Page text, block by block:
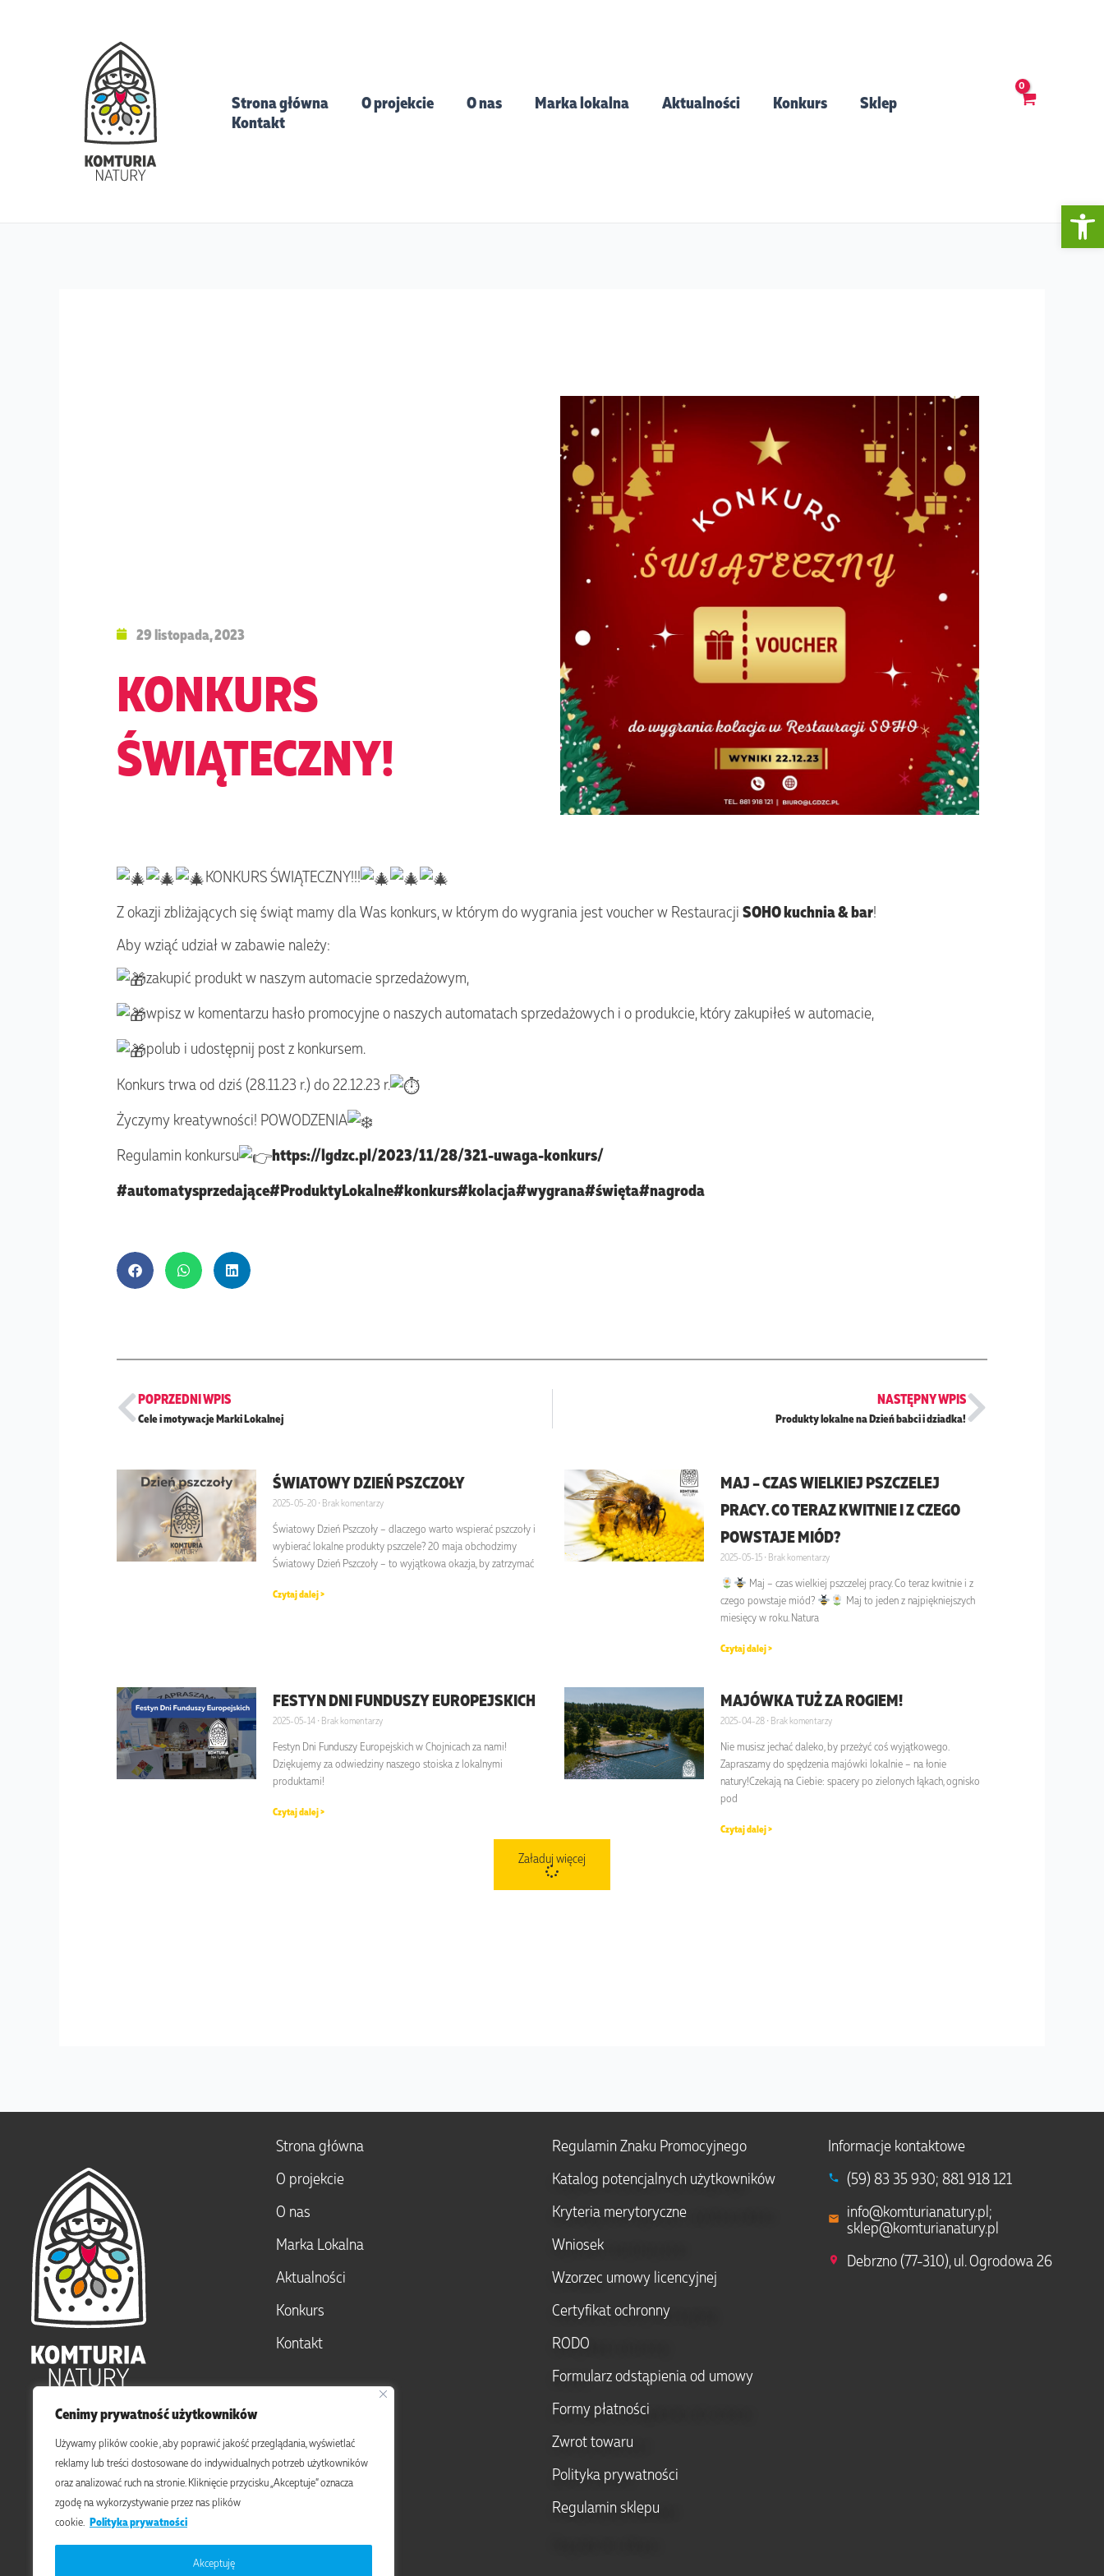
Cenimy prywatność użytkowników
Używamy plików cookie , aby poprawić jakość przeglądania, wyświetlać
reklamy lub treści dostosowane do indywidualnych potrzeb użytkowników
oraz analizować ruch na stronie. Kliknięcie przycisku „Akceptuje” oznacza
zgodę na wykorzystywanie przez nas plików
cookie. Polityka prywatności
Akceptuję
Strona główna O projekcie O nas Marka lokalna Aktualności Konkurs
Sklep
Kontakt
29 listopada, 2023
KONKURS
ŚWIĄTECZNY!
KONKURS ŚWIĄTECZNY!!!
Z okazji zbliżających się świąt mamy dla Was konkurs, w którym do wygrania jest voucher w Restauracji SOHO kuchnia & bar!
Aby wziąć udział w zabawie należy:
zakupić produkt w naszym automacie sprzedażowym,
wpisz w komentarzu hasło promocyjne o naszych automatach sprzedażowych i o produkcie, który zakupiłeś w automacie,
polub i udostępnij post z konkursem.
Konkurs trwa od dziś (28.11.23 r.) do 22.12.23 r.
Życzymy kreatywności! POWODZENIA
Regulamin konkursu
https://lgdzc.pl/2023/11/28/321-uwaga-konkurs/
#automatysprzedające#ProduktyLokalne#konkurs#kolacja#wygrana#święta#nagroda
Prev
POPRZEDNI WPIS
Cele i motywacje Marki Lokalnej
NASTĘPNY WPIS
Produkty lokalne na Dzień babci i dziadka!
Next
ŚWIATOWY DZIEŃ PSZCZOŁY
2025-05-20 Brak komentarzy
Światowy Dzień Pszczoły – dlaczego warto wspierać pszczoły i
wybierać lokalne produkty pszczele? 20 maja obchodzimy
Światowy Dzień Pszczoły – to wyjątkowa okazja, by zatrzymać
Czytaj dalej >
MAJ – CZAS WIELKIEJ PSZCZELEJ
PRACY. CO TERAZ KWITNIE I Z CZEGO
POWSTAJE MIÓD?
2025-05-15 Brak komentarzy
Maj – czas wielkiej pszczelej pracy. Co teraz kwitnie i z
czego powstaje miód?
Maj to jeden z najpiękniejszych
miesięcy w roku. Natura
Czytaj dalej >
FESTYN DNI FUNDUSZY EUROPEJSKICH
2025-05-14 Brak komentarzy
Festyn Dni Funduszy Europejskich w Chojnicach za nami!
Dziękujemy za odwiedziny naszego stoiska z lokalnymi
produktami!
Czytaj dalej >
MAJÓWKA TUŻ ZA ROGIEM!
2025-04-28 Brak komentarzy
Nie musisz jechać daleko, by przeżyć coś wyjątkowego.
Zapraszamy do spędzenia majówki lokalnie – na łonie
natury!Czekają na Ciebie: spacery po zielonych łąkach, ognisko
pod
Czytaj dalej >
Załaduj więcej
Strona główna
O projekcie
O nas
Marka Lokalna
Aktualności
Konkurs
Kontakt
Regulamin Znaku Promocyjnego
Katalog potencjalnych użytkowników
Kryteria merytoryczne
Wniosek
Wzorzec umowy licencyjnej
Certyfikat ochronny
RODO
Formularz odstąpienia od umowy
Formy płatności
Zwrot towaru
Polityka prywatności
Regulamin sklepu
Informacje kontaktowe
(59) 83 35 930; 881 918 121
info@komturianatury.pl;
sklep@komturianatury.pl
Debrzno (77-310), ul. Ogrodowa 26